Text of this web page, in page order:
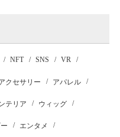
NFT SNS VR
クセサリー アパレル
テリア ウィッグ
エンタメ